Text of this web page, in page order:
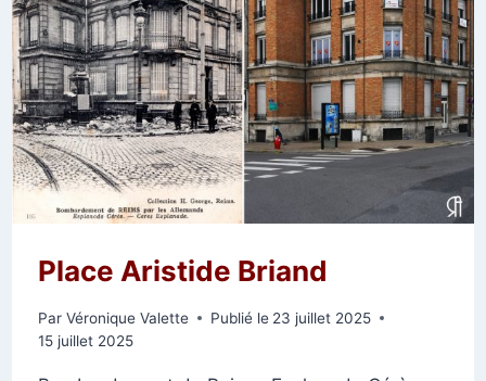
Place Aristide Briand
Par Véronique Valette Publié le 23 juillet 2025
15 juillet 2025